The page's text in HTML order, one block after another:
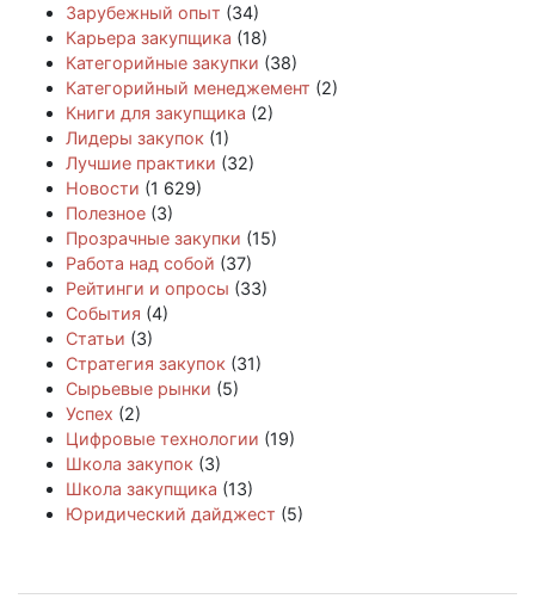
Зарубежный опыт (34)
Карьера закупщика (18)
Категорийные закупки (38)
Категорийный менеджемент (2)
Книги для закупщика (2)
Лидеры закупок (1)
Лучшие практики (32)
Новости (1 629)
Полезное (3)
Прозрачные закупки (15)
Работа над собой (37)
Рейтинги и опросы (33)
События (4)
Статьи (3)
Стратегия закупок (31)
Сырьевые рынки (5)
Успех (2)
Цифровые технологии (19)
Школа закупок (3)
Школа закупщика (13)
Юридический дайджест (5)